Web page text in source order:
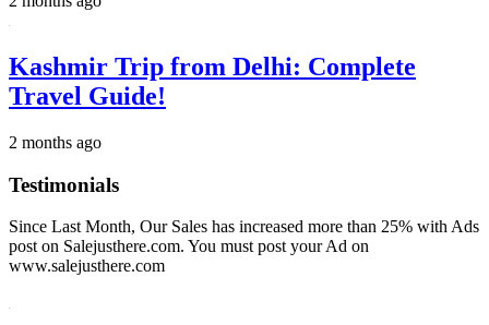
Kashmir Trip from Delhi: Complete
Travel Guide!
2 months ago
Testimonials
Since Last Month, Our Sales has increased more than 25% with Ads
post on Salejusthere.com. You must post your Ad on
www.salejusthere.com